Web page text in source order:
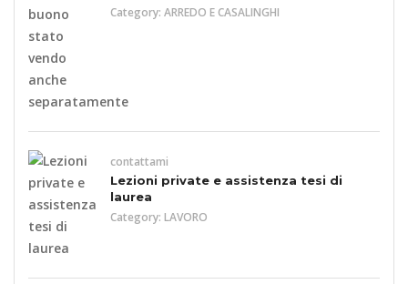
Category: ARREDO E CASALINGHI
contattami
Lezioni private e assistenza tesi di
laurea
Category: LAVORO